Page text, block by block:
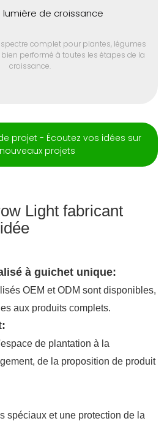
lumière de croissance
spectre complet pour plantes, légumes
bien performé à toutes les étapes de la
croissance.
projet - Écoutez vos idées sur
projets
Light fabricant
à guichet unique:
OEM et ODM sont disponibles,
aux produits complets.
de plantation à la
de la proposition de produit
spéciaux et une protection de la